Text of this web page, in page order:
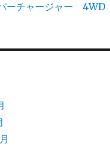
ーチャージャー 4WD